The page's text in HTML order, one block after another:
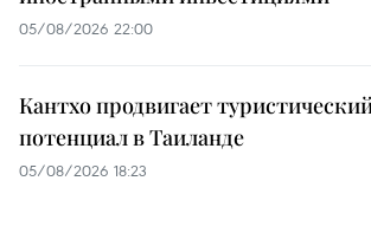
05/08/2026 22:00
Кантхо продвигает
потенциал в Таиланде
05/08/2026 18:23